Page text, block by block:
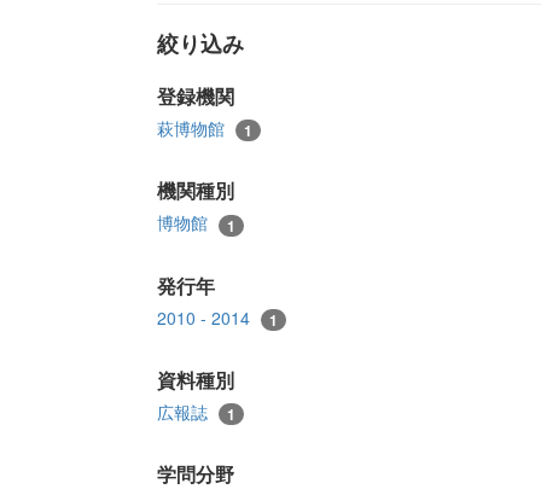
絞り込み
登録機関
萩博物館 1
機関種別
博物館 1
発行年
2010 - 2014 1
資料種別
広報誌 1
学問分野